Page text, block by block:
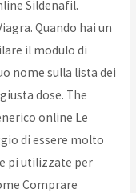
Sildenafil.
Quando hai un
il modulo di
nome sulla lista dei
dose. The
online Le
di essere molto
pi utilizzate per
Comprare